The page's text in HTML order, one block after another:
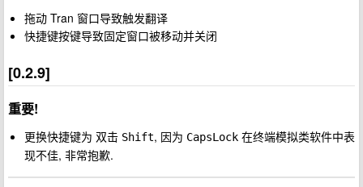
拖动 Tran 窗口导致触发翻译
快捷键按键导致固定窗口被移动并关闭
[0.2.9]
重要!
更换快捷键为 双击 Shift, 因为 CapsLock 在终端模拟类软件中表
现不佳, 非常抱歉.